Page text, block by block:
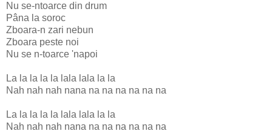
Nu se-ntoarce din drum
Pâna la soroc
Zboara-n zari nebun
Zboara peste noi
Nu se n-toarce 'napoi
La la la la la lala lala la la
Nah nah nah nana na na na na na na
La la la la la lala lala la la
Nah nah nah nana na na na na na na